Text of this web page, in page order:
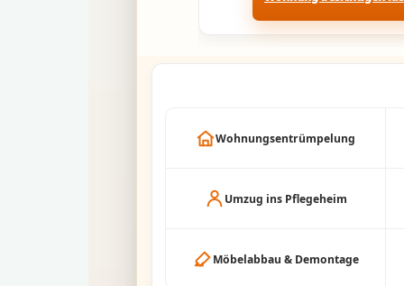
Wohnungsentrümpelung
Umzug ins Pflegeheim
Möbelabbau & Demontage